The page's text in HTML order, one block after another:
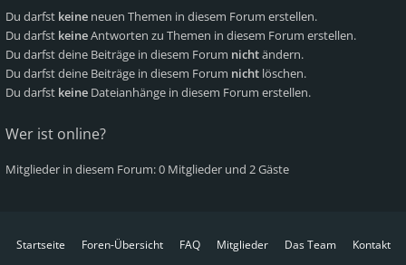
Du darfst keine neuen Themen in diesem Forum erstellen.
Du darfst keineAntworten zu Themen in diesem Forum erstellen.
Du darfst deine Beiträge in diesem Forum nichtändern.
Du darfst deine Beiträge in diesem Forum nicht löschen.
Du darfst keine Dateianhänge in diesem Forum erstellen.
Wer ist online?
Mitglieder in diesem Forum: 0 Mitglieder und 2 Gäste
Startseite Foren-Übersicht FAQ Mitglieder Das Team
Kontakt